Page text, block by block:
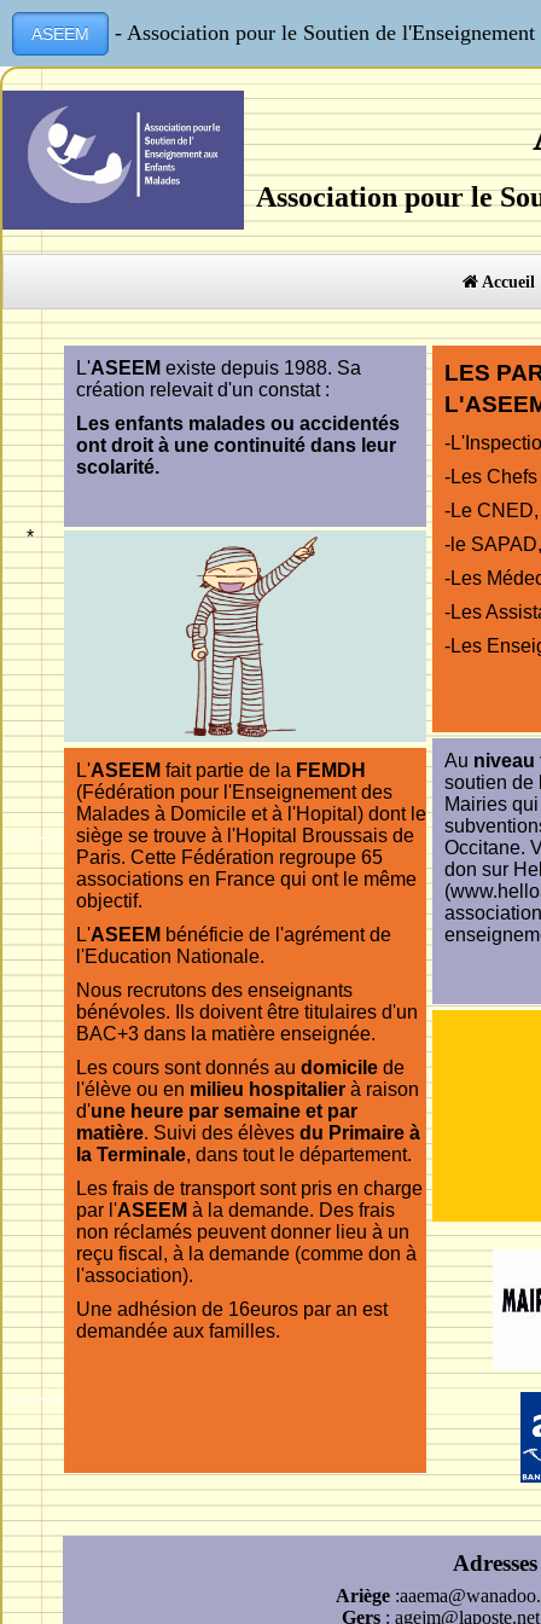
ASEEM - Association pour le Soutien de
Association pour le
Accueil
L'ASEEM existe depuis 1988. Sa
création relevait d'un constat :
Les enfants malades ou accidentés
ont droit à une continuité dans leur
scolarité.
*
L'ASEEM fait partie de la FEMDH
(Fédération pour l'Enseignement des
Malades à Domicile et à l'Hopital) dont le
siège se trouve à l'Hopital Broussais de
Paris. Cette Fédération regroupe 65
associations en France qui ont le même
objectif.
L'ASEEM bénéficie de l'agrément de
l'Education Nationale.
Nous recrutons des enseignants
bénévoles. Ils doivent être titulaires d'un
BAC+3 dans la matière enseignée.
Les cours sont donnés au domicile de
l'élève ou en milieu hospitalier à raison
d'une heure par semaine et par
matière. Suivi des élèves du Primaire à
la Terminale, dans tout le département.
Les frais de transport sont pris en charge
par l'ASEEM à la demande. Des frais
non réclamés peuvent donner lieu à un
reçu fiscal, à la demande (comme don à
l'association).
Une adhésion de 16euros par an est
demandée aux familles.
LES
-
-Les
-Le CNED,
-le SAPAD,
-Les
-Les
-Les
Au niveau
soutien de
Mairies
Occitane.
don sur
Ariège
Gers: